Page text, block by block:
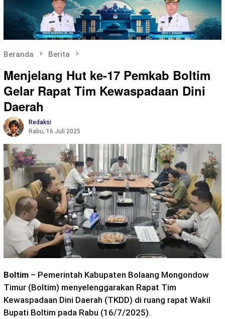
Beranda Berita
Menjelang Hut ke-17 Pemkab Boltim
Gelar Rapat Tim Kewaspadaan Dini
Daerah
Redaksi
Rabu, 16 Juli 2025
Boltim – Pemerintah Kabupaten Bolaang Mongondow
Timur (Boltim) menyelenggarakan Rapat Tim
Kewaspadaan Dini Daerah (TKDD) di ruang rapat Wakil
Bupati Boltim pada Rabu (16/7/2025).